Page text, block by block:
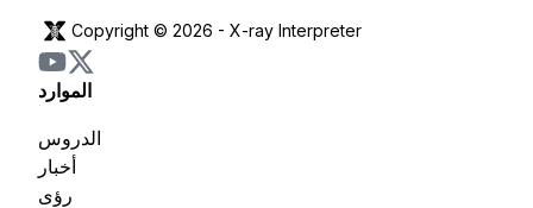
Copyright © 2026 - X-ray Interpreter
الموارد
رؤى
أخبار
الدروس